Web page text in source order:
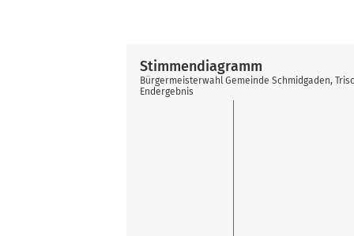
Stimmendiagramm
Bürgermeisterwahl Gemeinde Schmidgaden,
Endergebnis